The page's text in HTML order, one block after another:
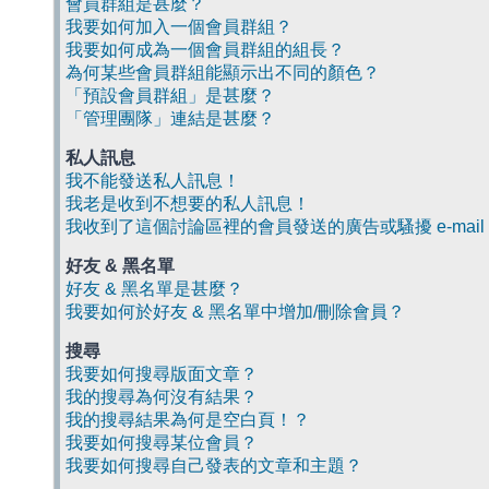
會員群組是甚麼？
我要如何加入一個會員群組？
我要如何成為一個會員群組的組長？
為何某些會員群組能顯示出不同的顏色？
「預設會員群組」是甚麼？
「管理團隊」連結是甚麼？
私人訊息
我不能發送私人訊息！
我老是收到不想要的私人訊息！
我收到了這個討論區裡的會員發送的廣告或騷擾 e-mail
好友 & 黑名單
好友 & 黑名單是甚麼？
我要如何於好友 & 黑名單中增加/刪除會員？
搜尋
我要如何搜尋版面文章？
我的搜尋為何沒有結果？
我的搜尋結果為何是空白頁！？
我要如何搜尋某位會員？
我要如何搜尋自己發表的文章和主題？